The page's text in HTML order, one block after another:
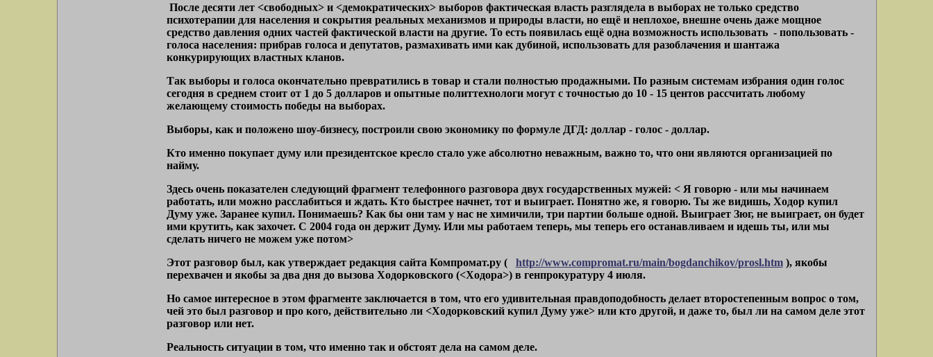
После десяти лет <свободных> и <демократических> выборов фактическая власть разглядела в выборах не только средство
психотерапии для населения и сокрытия реальных механизмов и природы власти, но ещё и неплохое, внешне очень даже мощное
средство давления одних частей фактической власти на другие. То есть появилась ещё одна возможность использовать - попользовать -
голоса населения: прибрав голоса и депутатов, размахивать ими как дубиной, использовать для разоблачения и шантажа
конкурирующих властных кланов.
Так выборы и голоса окончательно превратились в товар и стали полностью продажными. По разным системам избрания один голос
сегодня в среднем стоит от 1 до 5 долларов и опытные политтехнологи могут с точностью до 10 - 15 центов рассчитать любому
желающему стоимость победы на выборах.
Выборы, как и положено шоу-бизнесу, построили свою экономику по формуле ДГД: доллар - голос - доллар.
Кто именно покупает думу или президентское кресло стало уже абсолютно неважным, важно то, что они являются организацией по
найму.
Здесь очень показателен следующий фрагмент телефонного разговора двух государственных мужей: < Я говорю - или мы начинаем
работать, или можно расслабиться и ждать. Кто быстрее начнет, тот и выиграет. Понятно же, я говорю. Ты же видишь, Ходор купил
Думу уже. Заранее купил. Понимаешь? Как бы они там у нас не химичили, три партии больше одной. Выиграет Зюг, не выиграет, он будет
ими крутить, как захочет. С 2004 года он держит Думу. Или мы работаем теперь, мы теперь его останавливаем и идешь ты, или мы
сделать ничего не можем уже потом>
Этот разговор был, как утверждает редакция сайта Компромат.ру ( http://www.compromat.ru/main/bogdanchikov/prosl.htm), якобы
перехвачен и якобы за два дня до вызова Ходорковского (<Ходора>) в генпрокуратуру 4 июля.
Но самое интересное в этом фрагменте заключается в том, что его удивительная правдоподобность делает второстепенным вопрос о том,
чей это был разговор и про кого, действительно ли <Ходорковский купил Думу уже> или кто другой, и даже то, был ли на самом деле этот
разговор или нет.
Реальность ситуации в том, что именно так и обстоят дела на самом деле.